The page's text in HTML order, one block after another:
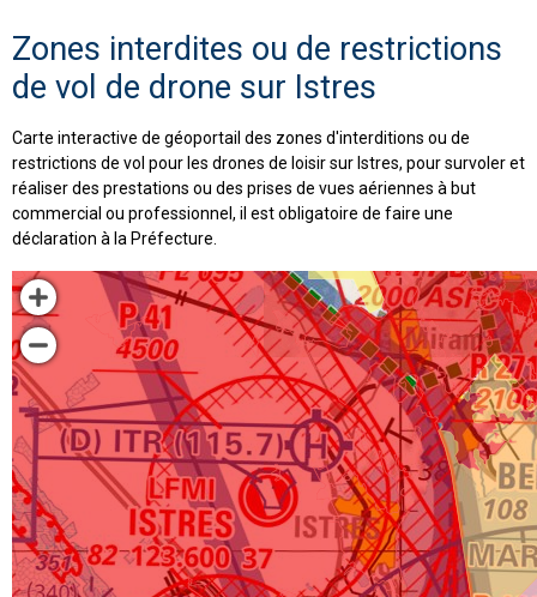
Zones interdites ou de restrictions
de vol de drone sur Istres
Carte interactive de géoportail des zones d'interditions ou de
restrictions de vol pour les drones de loisir sur Istres, pour survoler et
réaliser des prestations ou des prises de vues aériennes à but
commercial ou professionnel, il est obligatoire de faire une
déclaration à la Préfecture.